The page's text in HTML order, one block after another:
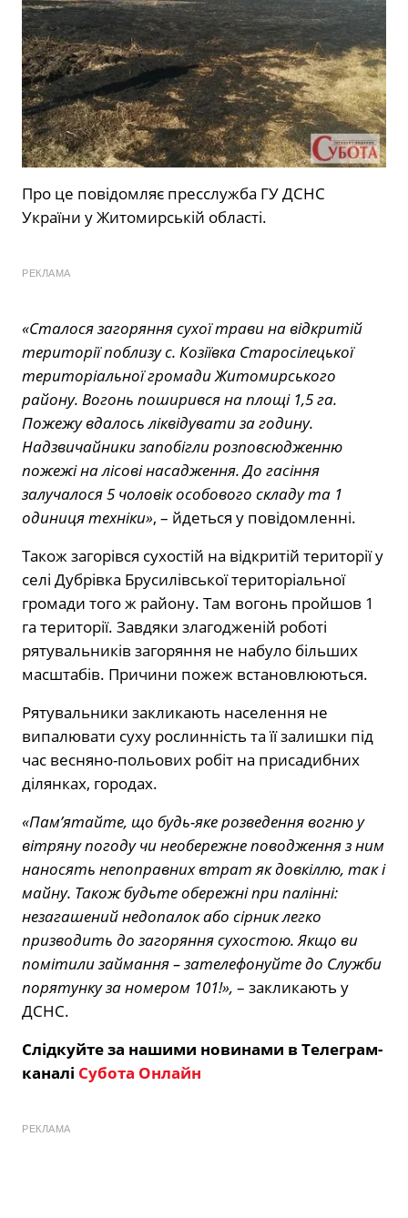
Про це повідомляє пресслужба ГУ ДСНС
України у Житомирській області.
РЕКЛАМА
«Сталося загоряння сухої трави на відкритій
території поблизу с. Козіївка Старосілецької
територіальної громади Житомирського
району. Вогонь поширився на площі 1,5 га.
Пожежу вдалось ліквідувати за годину.
Надзвичайники запобігли розповсюдженню
пожежі на лісові насадження. До гасіння
залучалося 5 чоловік особового складу та 1
одиниця техніки», – йдеться у повідомленні.
Також загорівся сухостій на відкритій території у
селі Дубрівка Брусилівської територіальної
громади того ж району. Там вогонь пройшов 1
га території. Завдяки злагодженій роботі
рятувальників загоряння не набуло більших
масштабів. Причини пожеж встановлюються.
Рятувальники закликають населення не
випалювати суху рослинність та її залишки під
час весняно-польових робіт на присадибних
ділянках, городах.
«Пам’ятайте, що будь-яке розведення вогню у
вітряну погоду чи необережне поводження з ним
наносять непоправних втрат як довкіллю, так і
майну. Також будьте обережні при палінні:
незагашений недопалок або сірник легко
призводить до загоряння сухостою. Якщо ви
помітили займання – зателефонуйте до Служби
порятунку за номером 101!», – закликають у
ДСНС.
Слідкуйте за нашими новинами в Телеграм-
каналі Субота Онлайн
РЕКЛАМА